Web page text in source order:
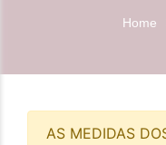
Home
AS MEDIDAS